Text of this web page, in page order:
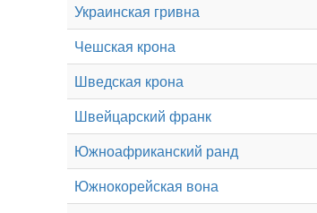
Украинская гривна
Чешская крона
Шведская крона
Швейцарский франк
Южноафриканский ранд
Южнокорейская вона